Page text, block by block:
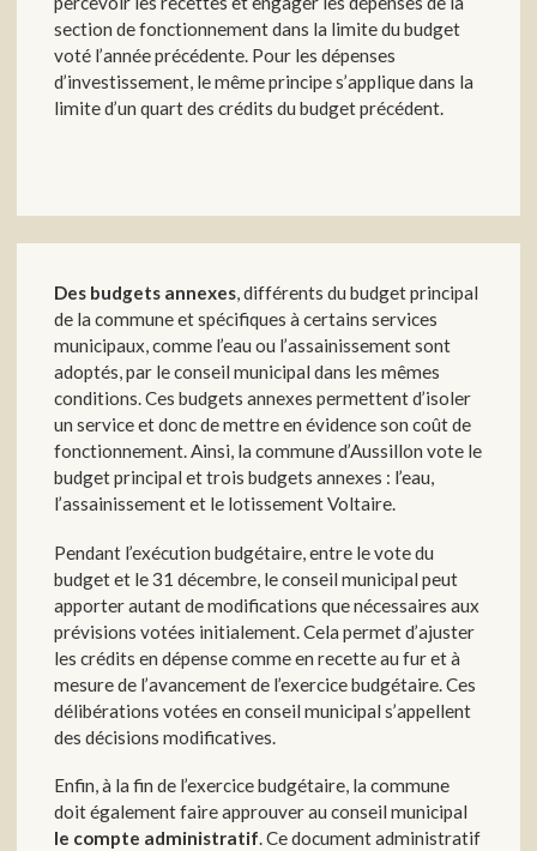
section de fonctionnement dans la limite du budget
voté l’année précédente. Pour les dépenses
d’investissement, le même principe s’applique dans la
limite d’un quart des crédits du budget précédent.
Des budgets annexes, différents du budget principal
de la commune et spécifiques à certains services
municipaux, comme l’eau ou l’assainissement sont
adoptés, par le conseil municipal dans les mêmes
conditions. Ces budgets annexes permettent d’isoler
un service et donc de mettre en évidence son coût de
fonctionnement. Ainsi, la commune d’Aussillon vote le
budget principal et trois budgets annexes : l’eau,
l’assainissement et le lotissement Voltaire.
Pendant l’exécution budgétaire, entre le vote du
budget et le 31 décembre, le conseil municipal peut
apporter autant de modifications que nécessaires aux
prévisions votées initialement. Cela permet d’ajuster
les crédits en dépense comme en recette au fur et à
mesure de l’avancement de l’exercice budgétaire. Ces
délibérations votées en conseil municipal s’appellent
des décisions modificatives.
Enfin, à la fin de l’exercice budgétaire, la commune
doit également faire approuver au conseil municipal
le compte administratif. Ce document administratif